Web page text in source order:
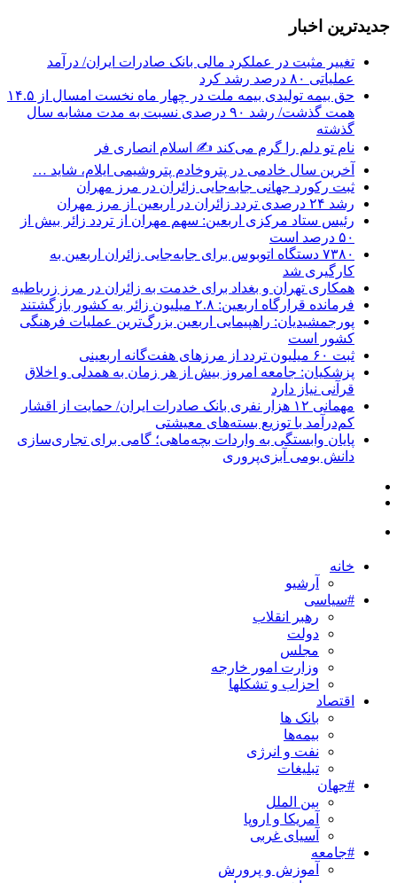
جديدترين اخبار
تغییر مثبت در عملکرد مالی بانک صادرات ایران/ درآمد
عملیاتی ۸۰ درصد رشد کرد
حق بیمه تولیدی بیمه ملت در چهار ماه نخست امسال از ۱۴.۵
همت گذشت/ رشد ۹۰ درصدی نسبت به مدت مشابه سال
گذشته
نام تو دلم را گرم می‌کند ✍️ اسلام انصاری فر
آخرین سال خادمی در پتروخادم پتروشیمی ایلام، شاید …
ثبت رکورد جهانی جابه‌جایی زائران در مرز مهران
رشد ۲۴ درصدی تردد زائران در اربعین از مرز مهران
رئیس ستاد مرکزی اربعین: سهم مهران از تردد زائر بیش از
۵۰ درصد است
۷۳۸۰ دستگاه اتوبوس برای جابه‌جایی زائران اربعین به‌
کارگیری شد
همکاری تهران و بغداد برای خدمت به زائران در مرز زرباطیه
فرمانده قرارگاه اربعین: ۲.۸ میلیون زائر به کشور بازگشتند
پورجمشیدیان: راهپیمایی اربعین بزرگ‌ترین عملیات فرهنگی
کشور است
ثبت ۶۰ میلیون تردد از مرزهای هفت‌گانه اربعینی
پزشکیان: جامعه امروز بیش از هر زمان به همدلی و اخلاق
قرآنی نیاز دارد
مهمانی ۱۲ هزار نفری بانک صادرات ایران/ حمایت از اقشار
کم‌درآمد با توزیع بسته‌های معیشتی
پایان وابستگی به واردات بچه‌ماهی؛ گامی برای تجاری‌سازی
دانش بومی آبزی‌پروری
خانه
آرشیو
#سیاسی
رهبر انقلاب
دولت
مجلس
وزارت امور خارجه
احزاب و تشکلها
اقتصاد
بانک ها
بیمه‌ها
نفت و انرژی
تبلیغات
#جهان
بین الملل
آمریکا و اروپا
آسیای غربی
#جامعه
آموزش و پرورش